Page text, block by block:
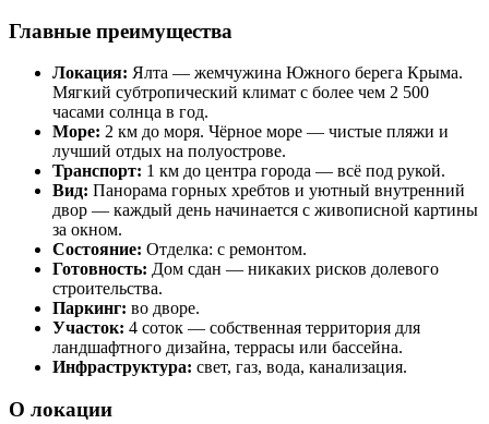
Главные преимущества
Локация: Ялта — жемчужина Южного берега Крыма.
Мягкий субтропический климат с более чем 2 500
часами солнца в год.
Море: 2 км до моря. Чёрное море — чистые пляжи и
лучший отдых на полуострове.
Транспорт: 1 км до центра города — всё под рукой.
Вид: Панорама горных хребтов и уютный внутренний
двор — каждый день начинается с живописной картины
за окном.
Состояние: Отделка: с ремонтом.
Готовность: Дом сдан — никаких рисков долевого
строительства.
Паркинг: во дворе.
Участок: 4 соток — собственная территория для
ландшафтного дизайна, террасы или бассейна.
Инфраструктура: свет, газ, вода, канализация.
О локации